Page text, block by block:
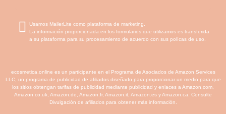
Usamos MailerLite como plataforma de marketing.
La información proporcionada en los formularios que utilizamos es transferida
a su plataforma para su procesamiento de acuerdo con sus polícas de uso.
ecosmetica.online es un participante en el Programa de Asociados de Amazon Services
LLC, un programa de publicidad de afiliados diseñado para proporcionar un medio para que
los sitios obtengan tarifas de publicidad mediante publicidad y enlaces a Amazon.com,
Amazon.co.uk, Amazon.de, Amazon.fr, Amazon.it, Amazon.es y Amazon.ca. Consulte
Divulgación de afiliados para obtener más información.